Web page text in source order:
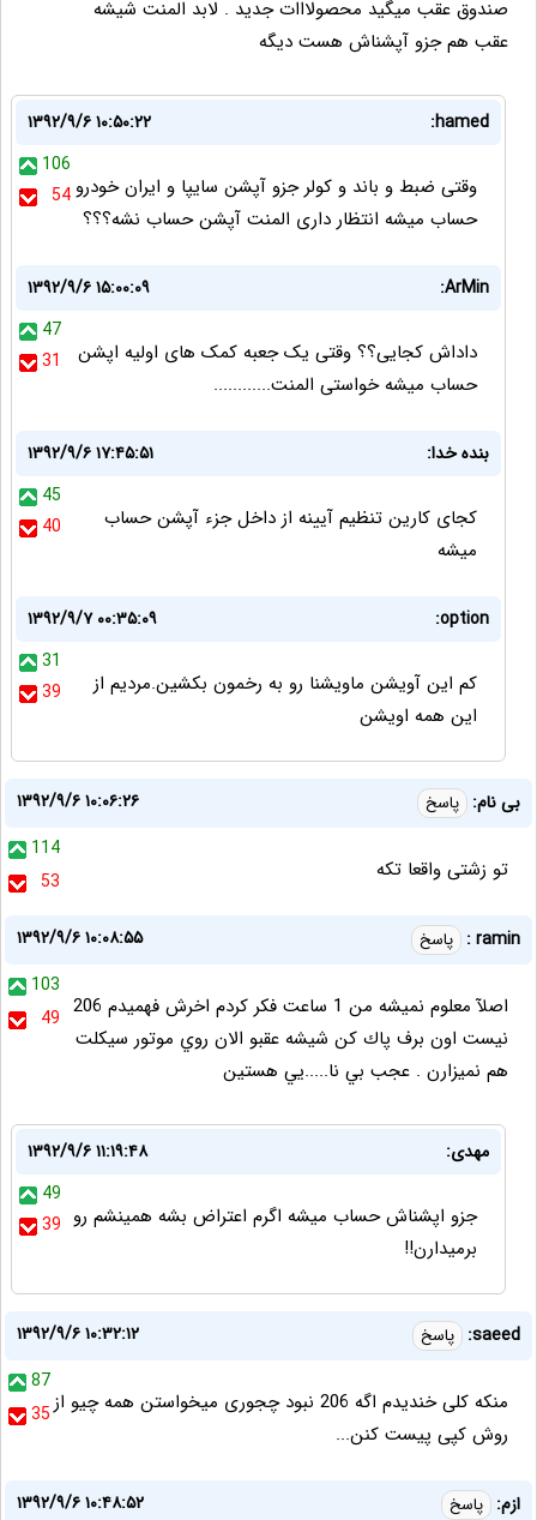
صندوق عقب میگید محصولااات جدید . لابد المنت شیشه
عقب هم جزو آپشناش هست دیگه
hamed:
۱۳۹۲/۹/۶ ۱۰:۵۰:۲۲
106
54 وقتی ضبط و باند و کولر جزو آپشن سایپا و ایران خودرو
حساب میشه انتظار داری المنت آپشن حساب نشه؟؟؟
ArMin:
۱۳۹۲/۹/۶ ۱۵:۰۰:۰۹
47
31
داداش کجایی؟؟ وقتی یک جعبه کمک های اولیه اپشن
حساب میشه خواستی المنت............
بنده خدا:
۱۳۹۲/۹/۶ ۱۷:۴۵:۵۱
45
40
کجای کارین تنظیم آیینه از داخل جزء آپشن حساب
میشه
option:
۱۳۹۲/۹/۷ ۰۰:۳۵:۰۹
31
39
کم این آویشن ماویشنا رو به رخمون بکشین.مردیم از
این همه اویشن
بی نام: پاسخ
۱۳۹۲/۹/۶ ۱۰:۰۶:۲۶
114
53
تو زشتی واقعا تکه
ramin : پاسخ
۱۳۹۲/۹/۶ ۱۰:۰۸:۵۵
103
49 اصلآ معلوم نميشه من 1 ساعت فكر كردم اخرش فهميدم 206
نيست اون برف پاك كن شيشه عقبو الان روي موتور سيكلت
هم نميزارن . عجب بي نا.....يي هستين
مهدی:
۱۳۹۲/۹/۶ ۱۱:۱۹:۴۸
49
39 جزو اپشناش حساب میشه اگرم اعتراض بشه همینشم رو
برمیدارن!!
saeed: پاسخ
۱۳۹۲/۹/۶ ۱۰:۳۲:۱۲
87
35منکه کلی خندیدم اگه 206 نبود چجوری میخواستن همه چیو از
روش کپی پیست کنن...
ازم: پاسخ
۱۳۹۲/۹/۶ ۱۰:۴۸:۵۲